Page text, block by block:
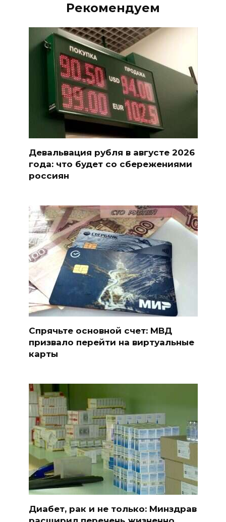
Рекомендуем
Девальвация рубля в августе 2026
года: что будет со сбережениями
россиян
Спрячьте основной счет: МВД
призвало перейти на виртуальные
карты
Диабет, рак и не только: Минздрав